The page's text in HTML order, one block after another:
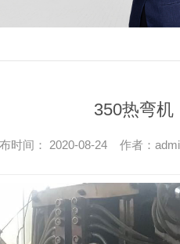
成都型
350热弯机
时间： 2020-08-24 作者：